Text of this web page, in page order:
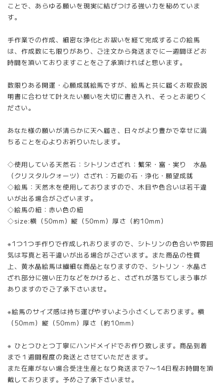
ことで、あらゆる願いを現実に結びつける強い力を秘めていま
す。
手作業での作成、細密な浄化とお祓いを経て完成するこの絵馬
は、作成数にも限りがあり、ご注文から発送までに一週間ほどお
時間を頂いておりますことをご了承頂ければと思います。
数限りある開運・心願成就絵馬ですが、絵馬と共に届くお取扱説
明書に合わせて叶えたい願いを大切に書き入れ、そっとお祀りく
ださい。
あなた様の願いが清らかに天へ届き、日々がより豊かで幸せに満
ちることを心よりお祈りいたします。
◇使用している天然石：シトリンさざれ：繁栄・富・実り 水晶
（クリスタルクォーツ）さざれ：万能の石・浄化・願望成就
◇絵馬：天然木を使用しておりますので、木目や色合いは若干違
いが出る場合がございます。
◇絵馬の紐：赤い色の紐
◇size:横（50mm）縦（50mm）厚さ（約10mm）
※1つ1つ手作りで作成しれおりますので、シトリンの色合いや雰囲
気は写真と若干違いが出る場合がございます。また商品の性質
上、黄水晶絵馬は繊細な商品となりますので、シトリン・水晶さ
ざれ部分に強い圧力などをかけると、さざれが落ちてしまう事が
ありますのでご了承下さいませ。
※絵馬のサイズ感は持ち運びやすいよう小さくしております。横
（50mm）縦（50mm）厚さ（約10mm）
※ ひとつひとつ丁寧にハンドメイドでお作り致します。商品到着
まで１週間程度の発送とさせていただきます。
また在庫がない場合受注生産となり発送まで7〜14日程お時間を頂
戴しております。予めご了承下さいませ。